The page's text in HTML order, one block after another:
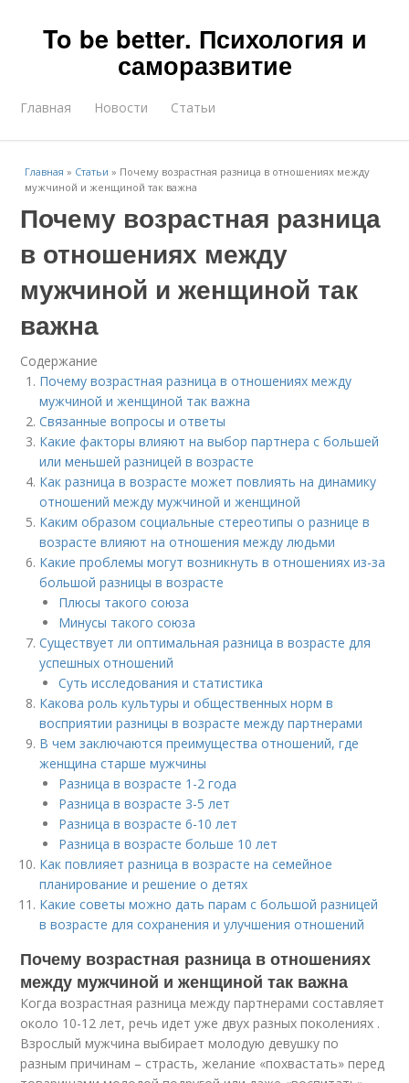
To be better. Психология и
саморазвитие
Главная Новости Статьи
Главная » Статьи » Почему возрастная разница в отношениях между
мужчиной и женщиной так важна
Почему возрастная разница
в отношениях между
мужчиной и женщиной так
важна
Содержание
Почему возрастная разница в отношениях между
мужчиной и женщиной так важна
Связанные вопросы и ответы
Какие факторы влияют на выбор партнера с большей
или меньшей разницей в возрасте
Как разница в возрасте может повлиять на динамику
отношений между мужчиной и женщиной
Каким образом социальные стереотипы о разнице в
возрасте влияют на отношения между людьми
Какие проблемы могут возникнуть в отношениях из-за
большой разницы в возрасте
Плюсы такого союза
Минусы такого союза
Существует ли оптимальная разница в возрасте для
успешных отношений
Суть исследования и статистика
Какова роль культуры и общественных норм в
восприятии разницы в возрасте между партнерами
В чем заключаются преимущества отношений, где
женщина старше мужчины
Разница в возрасте 1-2 года
Разница в возрасте 3-5 лет
Разница в возрасте 6-10 лет
Разница в возрасте больше 10 лет
Как повлияет разница в возрасте на семейное
планирование и решение о детях
Какие советы можно дать парам с большой разницей
в возрасте для сохранения и улучшения отношений
Почему возрастная разница в отношениях
между мужчиной и женщиной так важна
Когда возрастная разница между партнерами составляет
около 10-12 лет, речь идет уже двух разных поколениях .
Взрослый мужчина выбирает молодую девушку по
разным причинам – страсть, желание «похвастать» перед